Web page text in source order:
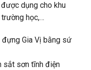
dụng cho khu
trường học,…
Gia Vị bằng sứ
sắt sơn tĩnh điện